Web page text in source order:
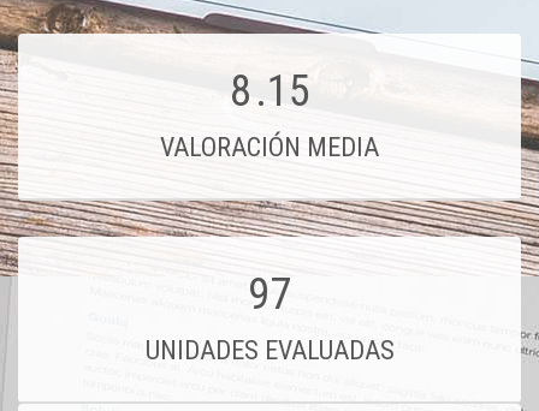
8.15
VALORACIÓN MEDIA
97
UNIDADES EVALUADAS